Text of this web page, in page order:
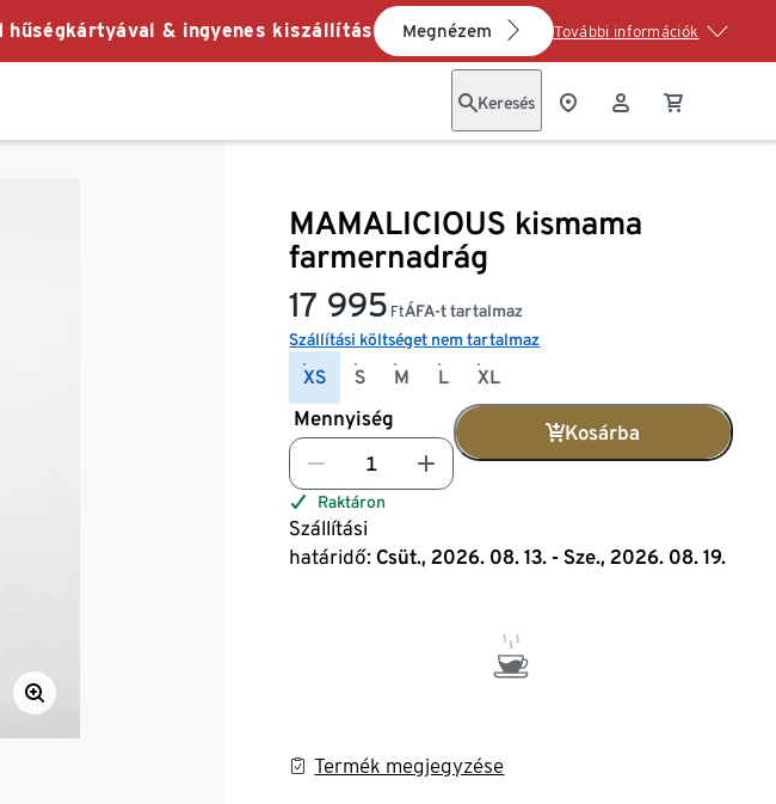
hűségkártyával & ingyenes kiszállítás Megnézem További információk
Keresés
MAMALICIOUS kismama
farmernadrág
17 995 FtÁFA-t tartalmaz
Szállítási költséget nem tartalmaz
XS S M L XL
Mennyiség
Kosárba
Raktáron
Szállítási
határidő: Csüt., 2026. 08. 13. - Sze., 2026. 08. 19.
Termék megjegyzése